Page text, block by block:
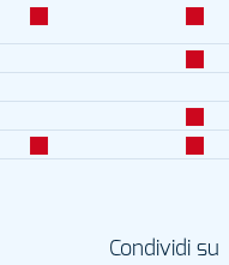
Condividi su